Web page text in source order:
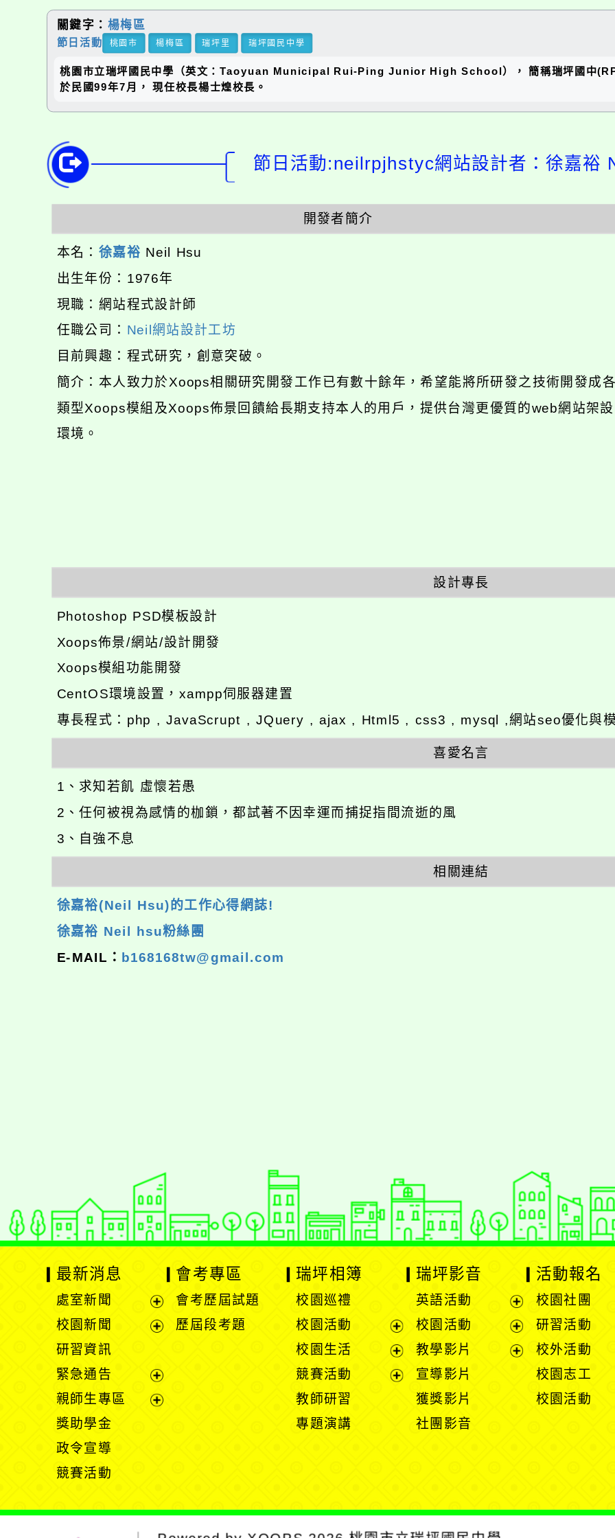
關鍵字： 楊梅區
節日活動 桃園市 楊梅區 瑞坪里 瑞坪國民中學
桃園市立瑞坪國民中學（英文：Taoyuan Municipal Rui-Ping Junior High School）， 簡稱瑞坪國中
於民國99年7月， 現任校長楊士煌校長。
節日活動:neilrpjhstyc網站設計者：徐嘉裕
開發者簡介
本名： 徐嘉裕 Neil Hsu
出生年份：1976年
現職：網站程式設計師
任職公司： Neil網站設計工坊
目前興趣：程式研究，創意突破。
簡介：本人致力於Xoops相關研究開發工作已有數十餘年，希望能將所研發之技術開發成
類型Xoops模組及Xoops佈景回饋給長期支持本人的用戶，提供台灣更優質的web網站架設
環境。
設計專長
Photoshop PSD模板設計
Xoops佈景/網站/設計開發
Xoops模組功能開發
CentOS環境設置，xampp伺服器建置
專長程式：php , JavaScrupt , JQuery , ajax , Html5 , css3 , mysql ,網站seo優化與
喜愛名言
1、求知若飢 虛懷若愚
2、任何被視為感情的枷鎖，都試著不因幸運而捕捉指間流逝的風
3、自強不息
相關連結
徐嘉裕(Neil Hsu)的工作心得網誌!
徐嘉裕 Neil hsu粉絲團
E-MAIL： b168168tw@gmail.com
網站設計：Neil網站設計工坊
Xoops網站設計者：
最新消息
處室新聞
展
單
校園新聞
選
單
研習資訊
緊急通告
展
開
親師生專區
獎助學金
政令宣導
競賽活動
會考專區
會考歷屆試題
歷屆段考題
瑞坪相簿
校園巡禮
校園活動
展
開
選
校園生活
展
開
競賽活動
教師研習
專題演講
瑞坪影音
英語活動
展
選
校園活動
展
開
教學影片
宣導影片
獲獎影片
社團影音
活動報名
校園社團
研習活動
校外活動
校園志工
校園活動